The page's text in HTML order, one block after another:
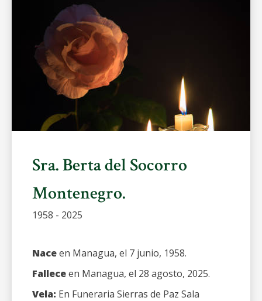
Sra. Berta del Socorro
Montenegro.
1958 - 2025
Naceen Managua, el 7 junio, 1958.
Falleceen Managua, el 28 agosto, 2025.
Vela: En Funeraria Sierras de Paz Sala